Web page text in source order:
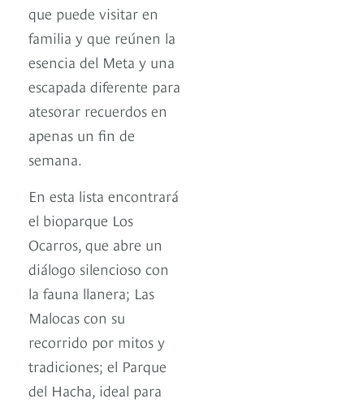
que puede visitar en
familia y que reúnen la
esencia del Meta y una
escapada diferente para
atesorar recuerdos en
apenas un fin de
semana.
En esta lista encontrará
el bioparque Los
Ocarros, que abre un
diálogo silencioso con
la fauna llanera; Las
Malocas con su
recorrido por mitos y
tradiciones; el Parque
del Hacha, ideal para